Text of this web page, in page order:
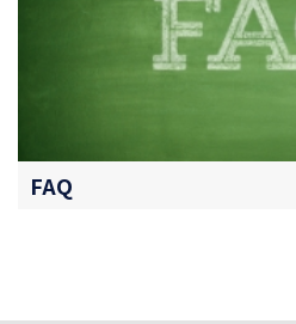
FAQ